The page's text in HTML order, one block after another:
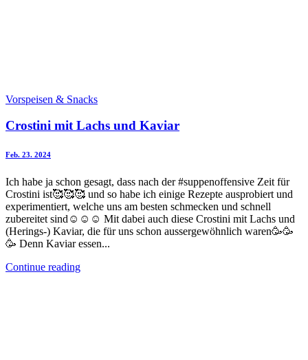
Vorspeisen & Snacks
Crostini mit Lachs und Kaviar
Feb. 23. 2024
Ich habe ja schon gesagt, dass nach der #suppenoffensive Zeit für
Crostini ist🥰🥰🥰 und so habe ich einige Rezepte ausprobiert und
experimentiert, welche uns am besten schmecken und schnell
zubereitet sind☺️☺️☺️ Mit dabei auch diese Crostini mit Lachs und
(Herings-) Kaviar, die für uns schon aussergewöhnlich waren🥳🥳
🥳 Denn Kaviar essen...
Continue reading